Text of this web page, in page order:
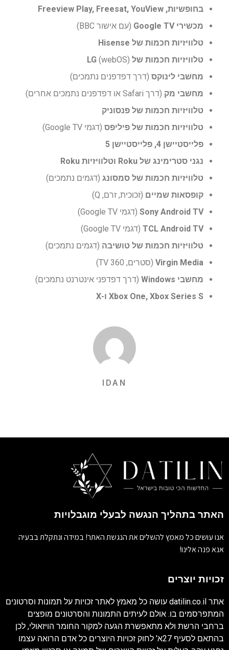
בחופשיות, Freeview Play, Freesat, YouView
מכשירי Google TV
(עם אישור BBC)
טלוויזיות חכמות של Hisense
טלוויזיות חכמות של LG (webOS)
מחשבי לינוקס (דרך דפדפנים נתמכים)
מחשבי מק (דרך Safari או דפדפנים נתמכים אחרים)
טלוויזיות חכמות של פנסוניק
טלוויזיות חכמות של פיליפס (דגמי Google TV)
פלייסטיישן 4, פלייסטיישן 5
נגני סטרימינג של Roku וטלוויזיות Roku
טלוויזיות חכמות של סמסונג (דגמים נתמכים)
קופסאות שמיים (זכוכית, זרם, Q)
Sony Android TV (דגמי Google TV)
TCL Android TV (דגמי Google TV)
טלוויזיות חכמות של טושיבה (דגמים נתמכים)
Virgin Media (סטרים, TV 360)
מחשבי Windows
(דרך דפדפני אינטרנט נתמכים)
Xbox One, Xbox Series S ו-X
IDAN
האתר בתהליך הנגשה לבעלי מוגבלויות
אנו עושים כל מאמץ להשלים את הנגשת האתר! במידה ונתקלת בבעיה
אנא פנה אלינו!
זכויות יוצרים
אתר datilin.co.il עושה כל מאמץ לאתר זכויות על תמונות וסרטונים
המתפרסמים בו. אולם לעיתים התמונות והסרטונים מופצים
ברחבי הרשת ולא מתאפשרת הגעה למקור החומר הויזאולי, לכן
בהתאם לסעיף 27א' לחוק זכויות היוצרים כל אדם הרואה עצמו